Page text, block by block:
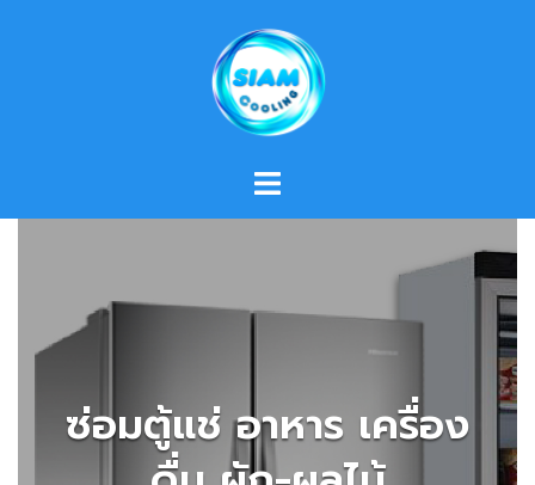
ซ่อมตู้แช่ อาหาร เครื่อง